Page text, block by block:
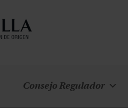
Consejo Regulador